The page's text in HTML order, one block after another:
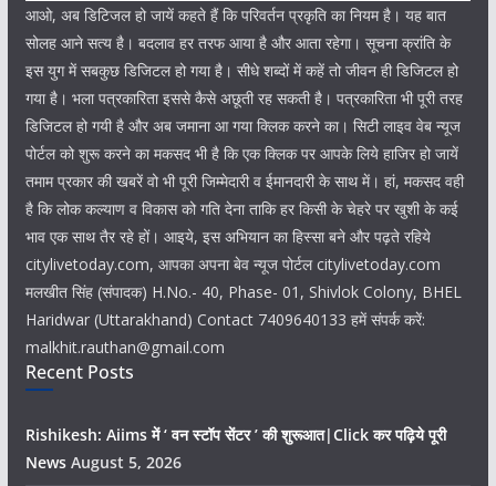
आओ, अब डिटिजल हो जायें कहते हैं कि परिवर्तन प्रकृति का नियम है। यह बात
सोलह आने सत्य है। बदलाव हर तरफ आया है और आता रहेगा। सूचना क्रांति के
इस युग में सबकुछ डिजिटल हो गया है। सीधे शब्दों में कहें तो जीवन ही डिजिटल हो
गया है। भला पत्रकारिता इससे कैसे अछूती रह सकती है। पत्रकारिता भी पूरी तरह
डिजिटल हो गयी है और अब जमाना आ गया क्लिक करने का। सिटी लाइव वेब न्यूज
पोर्टल को शुरू करने का मकसद भी है कि एक क्लिक पर आपके लिये हाजिर हो जायें
तमाम प्रकार की खबरें वो भी पूरी जिम्मेदारी व ईमानदारी के साथ में। हां, मकसद वही
है कि लोक कल्याण व विकास को गति देना ताकि हर किसी के चेहरे पर खुशी के कई
भाव एक साथ तैर रहे हों। आइये, इस अभियान का हिस्सा बने और पढ़ते रहिये
citylivetoday.com, आपका अपना बेव न्यूज पोर्टल citylivetoday.com
मलखीत सिंह (संपादक) H.No.- 40, Phase- 01, Shivlok Colony, BHEL
Haridwar (Uttarakhand) Contact 7409640133 हमें संपर्क करें:
malkhit.rauthan@gmail.com
Recent Posts
Rishikesh: Aiims में ‘ वन स्टॉप सेंटर ’ की शुरूआत|Click कर पढ़िये पूरी
News August 5, 2026